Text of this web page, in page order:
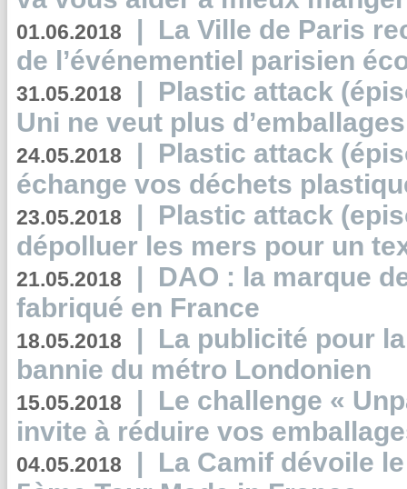
01.06.2018 | La Ville de Paris
de l’événementiel parisien
31.05.2018 | Plastic attack
Uni ne veut plus
24.05.2018 | Plastic attack
échange vos déchets
23.05.2018 | Plastic attack
dépolluer les mers pour un
21.05.2018 | DAO : la marque
fabriqué en France
18.05.2018 | La publicité pour
bannie du métro Londonien
15.05.2018 | Le challenge «
invite à réduire vos
04.05.2018 | La Camif dévoile